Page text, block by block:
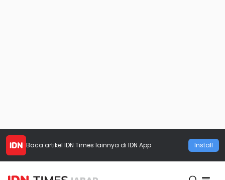
Baca artikel IDN Times lainnya di IDN App Install